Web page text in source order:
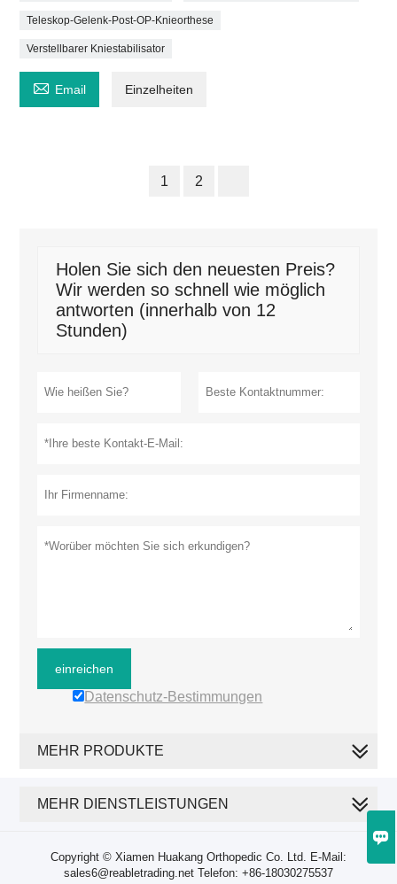

Teleskop-Gelenk-Post-OP-Knieorthese
Verstellbarer Kniestabilisator
 Email Einzelheiten
1 2
Holen Sie sich den neuesten Preis?
Wir werden so schnell wie möglich
antworten (innerhalb von 12
Stunden)
einreichen
Datenschutz-Bestimmungen
MEHR PRODUKTE
MEHR DIENSTLEISTUNGEN
Copyright © Xiamen Huakang Orthopedic Co. Ltd. E-Mail:
sales6@reabletrading.net Telefon: +86-18030275537